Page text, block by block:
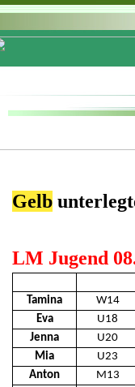
Gelb
LM Jugend
Tamina
W14
Eva
U18
Jenna
U20
Mia
U23
Anton
M13